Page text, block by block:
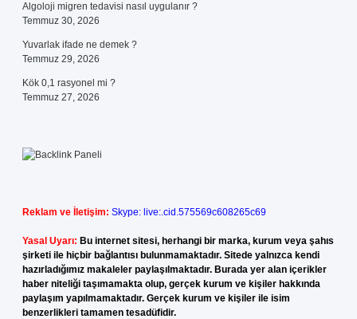
Algoloji migren tedavisi nasıl uygulanır ?
Temmuz 30, 2026
Yuvarlak ifade ne demek ?
Temmuz 29, 2026
Kök 0,1 rasyonel mi ?
Temmuz 27, 2026
Reklam ve İletişim: Skype: live:.cid.575569c608265c69
Yasal Uyarı: Bu internet sitesi, herhangi bir marka, kurum veya şahıs
şirketi ile hiçbir bağlantısı bulunmamaktadır. Sitede yalnızca kendi
hazırladığımız makaleler paylaşılmaktadır. Burada yer alan içerikler
haber niteliği taşımamakta olup, gerçek kurum ve kişiler hakkında
paylaşım yapılmamaktadır. Gerçek kurum ve kişiler ile isim
benzerlikleri tamamen tesadüfidir.